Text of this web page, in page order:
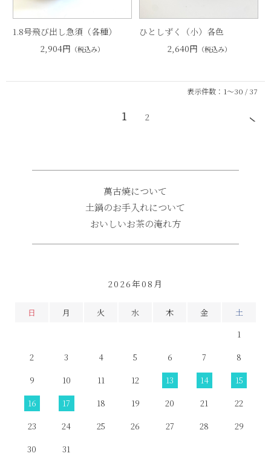
1.8号飛び出し急須（各種）
2,904円 （税込み）
ひとしずく（小）各色
2,640円 （税込み）
表示件数：1～30 / 37
1 2
萬古焼について
土鍋のお手入れについて
おいしいお茶の淹れ方
2026年08月
日 月 火 水 木 金
土
1
2
3 4 5 6 7
8
9
10 11 12 13 14
15
16
17 18 19 20 21
22
23
24 25 26 27 28
29
30
31